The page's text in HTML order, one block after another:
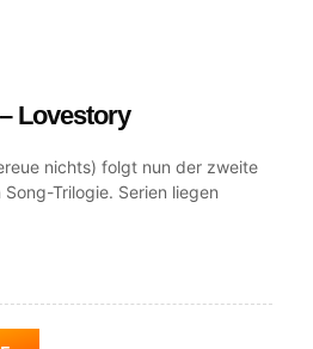
Lovestory
nichts) folgt nun der zweite
Trilogie. Serien liegen